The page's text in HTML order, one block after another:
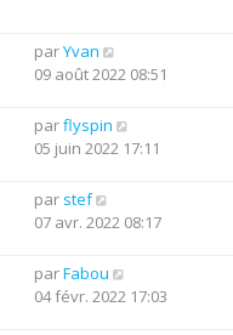
parYvan
09 août 2022 08:51
parflyspin
05 juin 2022 17:11
par stef
07 avr. 2022 08:17
parFabou
04 févr. 2022 17:03